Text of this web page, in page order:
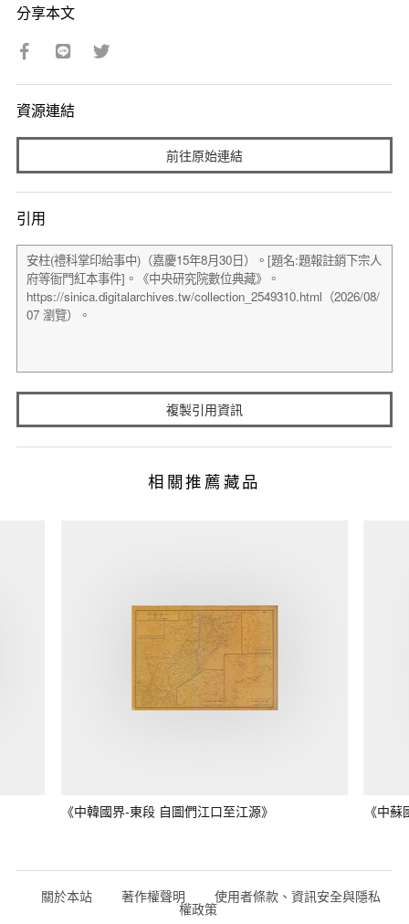
分享本文
資源連結
前往原始連結
引用
複製引用資訊
相關推薦藏品
《中韓國界-東段 自圖們江口至江源》 《中
關於本站 著作權聲明 使用者條款、資訊安全與隱私
權政策